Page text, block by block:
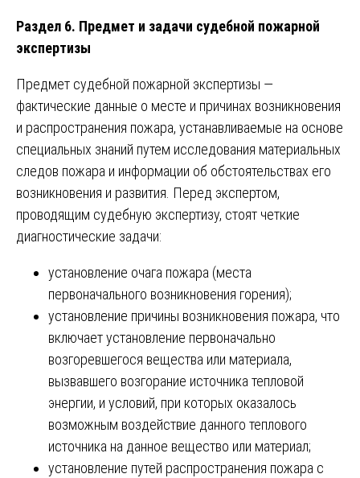
Раздел 6. Предмет и задачи судебной пожарной
экспертизы
Предмет судебной пожарной экспертизы —
фактические данные о месте и причинах возникновения
и распространения пожара, устанавливаемые на основе
специальных знаний путем исследования материальных
следов пожара и информации об обстоятельствах его
возникновения и развития. Перед экспертом,
проводящим судебную экспертизу, стоят четкие
диагностические задачи:
установление очага пожара (места
первоначального возникновения горения);
установление причины возникновения пожара, что
включает установление первоначально
возгоревшегося вещества или материала,
вызвавшего возгорание источника тепловой
энергии, и условий, при которых оказалось
возможным воздействие данного теплового
источника на данное вещество или материал;
установление путей распространения пожара с